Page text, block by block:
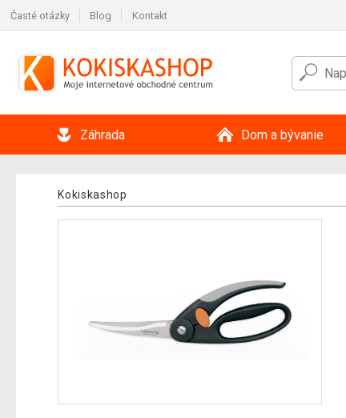
Časté otázky Blog Kontakt
Záhrada Dom a bývanie
Kokiskashop